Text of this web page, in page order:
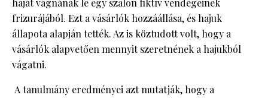
haját vágnának le egy szalon fiktív vendégeinek
frizurájából. Ezt a vásárlók hozzáállása, és hajuk
állapota alapján tették. Az is köztudott volt, hogy a
vásárlók alapvetően mennyit szeretnének a hajukból
vágatni.
A tanulmány eredményei azt mutatják, hogy a